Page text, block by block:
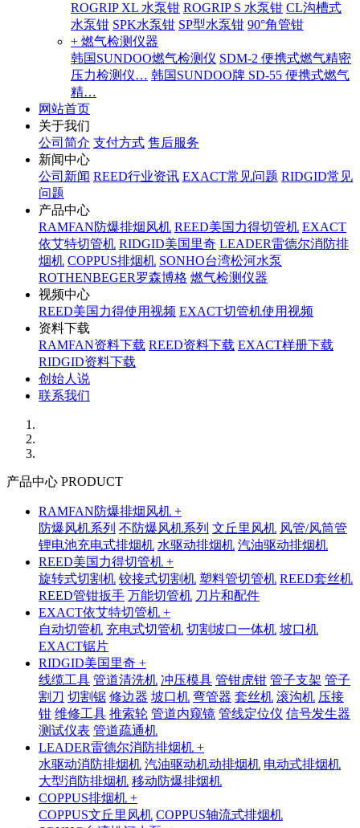
ROGRIP XL 水泵钳 ROGRIP S 水泵钳 CL沟槽式
水泵钳 SPK水泵钳 SP型水泵钳 90°角管钳
+ 燃气检测仪器
韩国SUNDOO燃气检测仪 SDM-2 便携式燃气精密
压力检测仪… 韩国SUNDOO牌 SD-55 便携式燃气
精…
网站首页
关于我们
公司简介 支付方式 售后服务
新闻中心
公司新闻 REED行业资讯 EXACT常见问题 RIDGID常见
问题
产品中心
RAMFAN防爆排烟风机 REED美国力得切管机 EXACT
依艾特切管机 RIDGID美国里奇 LEADER雷德尔消防排
烟机 COPPUS排烟机 SONHO台湾松河水泵
ROTHENBEGER罗森博格 燃气检测仪器
视频中心
REED美国力得使用视频 EXACT切管机使用视频
资料下载
RAMFAN资料下载 REED资料下载 EXACT样册下载
RIDGID资料下载
创始人说
联系我们
产品中心 PRODUCT
RAMFAN防爆排烟风机 +
防爆风机系列 不防爆风机系列 文丘里风机 风管/风筒管
锂电池充电式排烟机 水驱动排烟机 汽油驱动排烟机
REED美国力得切管机 +
旋转式切割机 铰接式切割机 塑料管切管机 REED套丝机
REED管钳扳手 万能切管机 刀片和配件
EXACT依艾特切管机 +
自动切管机 充电式切管机 切割坡口一体机 坡口机
EXACT锯片
RIDGID美国里奇 +
线缆工具 管道清洗机 冲压模具 管钳虎钳 管子支架 管子
割刀 切割锯 修边器 坡口机 弯管器 套丝机 滚沟机 压接
钳 维修工具 推索轮 管道内窥镜 管线定位仪 信号发生器
测试仪表 管道疏通机
LEADER雷德尔消防排烟机 +
水驱动消防排烟机 汽油驱动机动排烟机 电动式排烟机
大型消防排烟机 移动防爆排烟机
COPPUS排烟机 +
COPPUS文丘里风机 COPPUS轴流式排烟机